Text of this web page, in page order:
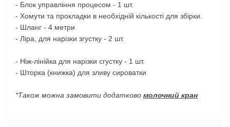
- Блок управління процесом - 1 шт.
- Хомути та прокладки в необхідній кількості для збірки.
- Шланг - 4 метри
- Ліра, для нарізки згустку - 2 шт.
- Ніж-лінійка для нарізки сгустку - 1 шт.
- Шторка (книжка) для зливу сироватки
*Також можна замовити додатково молочний кран